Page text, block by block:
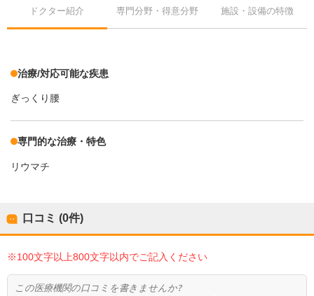
ドクター紹介 専門分野・得意分野 施設・設備の特徴
治療/対応可能な疾患
ぎっくり腰
専門的な治療・特色
リウマチ
口コミ (0件)
※100文字以上800文字以内でご記入ください